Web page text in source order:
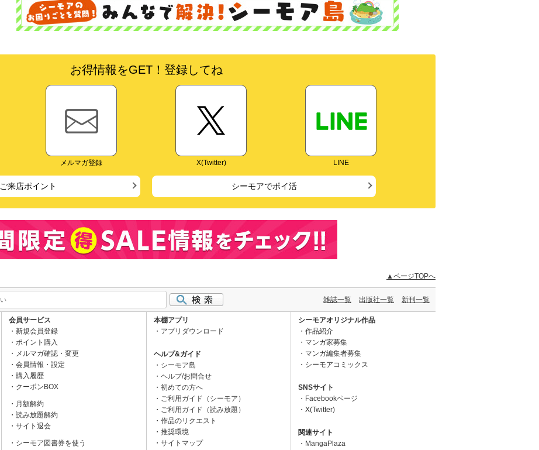
お得情報をGET！登録してね
メルマガ登録 X(Twitter) LINE
ご来店ポイント シーモアでポイ活
▲ページTOPへ
雑誌一覧 出版社一覧 新刊一覧
会員サービス
新規会員登録
ポイント購入
メルマガ確認・変更
会員情報・設定
購入履歴
クーポンBOX
月額解約
読み放題解約
サイト退会
シーモア図書券を使う
本棚アプリ
アプリダウンロード
ヘルプ&ガイド
シーモア島
ヘルプ/お問合せ
初めての方へ
ご利用ガイド（シーモア）
ご利用ガイド（読み放題）
作品のリクエスト
推奨環境
サイトマップ
シーモアオリジナル作品
作品紹介
マンガ家募集
マンガ編集者募集
シーモアコミックス
SNSサイト
Facebookページ
X(Twitter)
関連サイト
MangaPlaza